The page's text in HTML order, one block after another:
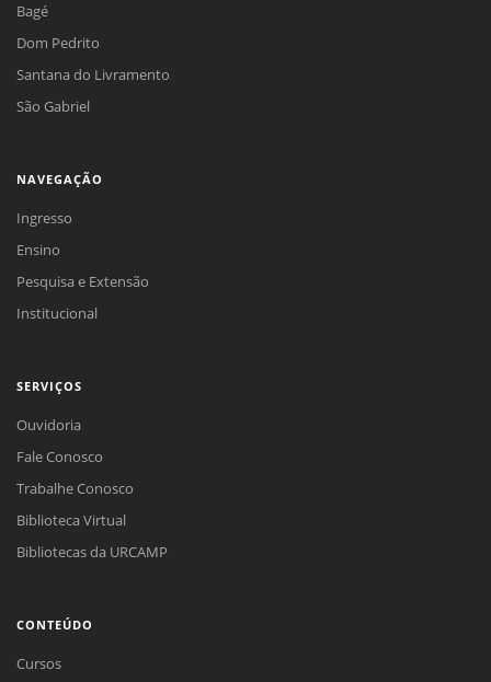
Bagé
Dom Pedrito
Santana do Livramento
São Gabriel
NAVEGAÇÃO
Ingresso
Ensino
Pesquisa e Extensão
Institucional
SERVIÇOS
Ouvidoria
Fale Conosco
Trabalhe Conosco
Biblioteca Virtual
Bibliotecas da URCAMP
CONTEÚDO
Cursos